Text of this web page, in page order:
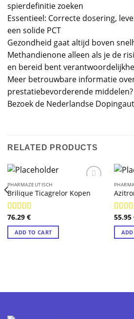
spierdefinitie zoeken
Essentieel: Correcte dosering,
een solide PCT
Gezondheid gaat altijd boven
Methandienone alleen als je de
en bereid bent
Meer betrouwbare informatie
prestatiebevorderende middelen?
Bezoek de Nederlandse
RELATED PRODUCTS
PHARMAZEUTISCH
Brilique Ticagrelor Kopen
Rated4.88
out of 5
76.29 €
ADD TO CART
Rated
out of
55.95